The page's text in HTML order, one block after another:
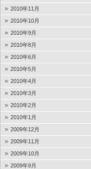
2010年11月
2010年10月
2010年9月
2010年8月
2010年6月
2010年5月
2010年4月
2010年3月
2010年2月
2010年1月
2009年12月
2009年11月
2009年10月
2009年9月